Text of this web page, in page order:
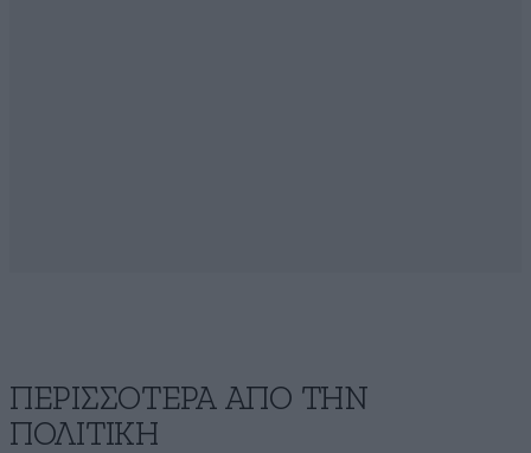
ΠΕΡΙΣΣΟΤΕΡΑ ΑΠΟ ΤΗΝ
ΠΟΛΙΤΙΚΗ